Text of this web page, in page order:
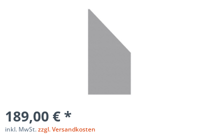
189,00 € *
inkl. MwSt.zzgl. Versandkosten